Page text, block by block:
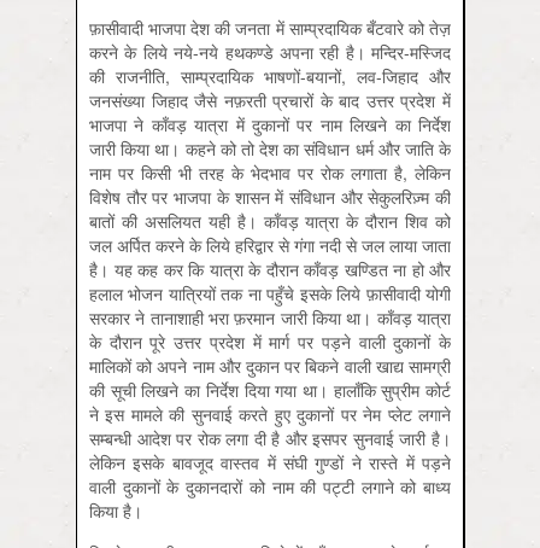
फ़ासीवादी भाजपा देश की जनता में साम्प्रदायिक बँटवारे को तेज़
करने के लिये नये-नये हथकण्डे अपना रही है। मन्दिर-मस्जिद
की राजनीति, साम्प्रदायिक भाषणों-बयानों, लव-जिहाद और
जनसंख्या जिहाद जैसे नफ़रती प्रचारों के बाद उत्तर प्रदेश में
भाजपा ने काँवड़ यात्रा में दुकानों पर नाम लिखने का निर्देश
जारी किया था। कहने को तो देश का संविधान धर्म और जाति के
नाम पर किसी भी तरह के भेदभाव पर रोक लगाता है, लेकिन
विशेष तौर पर भाजपा के शासन में संविधान और सेकुलरिज़्म की
बातों की असलियत यही है। काँवड़ यात्रा के दौरान शिव को
जल अर्पित करने के लिये हरिद्वार से गंगा नदी से जल लाया जाता
है। यह कह कर कि यात्रा के दौरान काँवड़ खण्डित ना हो और
हलाल भोजन यात्रियों तक ना पहुँचे इसके लिये फ़ासीवादी योगी
सरकार ने तानाशाही भरा फ़रमान जारी किया था। काँवड़ यात्रा
के दौरान पूरे उत्तर प्रदेश में मार्ग पर पड़ने वाली दुकानों के
मालिकों को अपने नाम और दुकान पर बिकने वाली खाद्य सामग्री
की सूची लिखने का निर्देश दिया गया था। हालाँकि सुप्रीम कोर्ट
ने इस मामले की सुनवाई करते हुए दुकानों पर नेम प्लेट लगाने
सम्बन्धी आदेश पर रोक लगा दी है और इसपर सुनवाई जारी है।
लेकिन इसके बावजूद वास्तव में संघी गुण्डों ने रास्ते में पड़ने
वाली दुकानों के दुकानदारों को नाम की पट्टी लगाने को बाध्य
किया है।